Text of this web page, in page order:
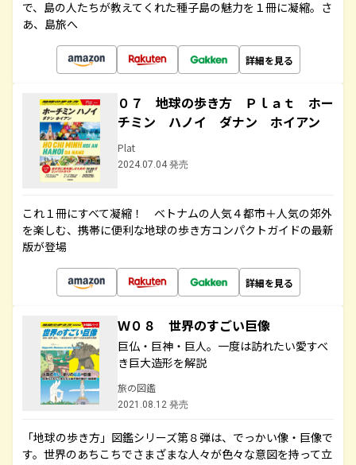
で、島の人たちが教えてくれた種子島の魅力を１冊に凝縮。さ
あ、島旅へ
詳細を見る
０７ 地球の歩き方 Ｐｌａｔ ホー
チミン ハノイ ダナン ホイアン
Plat
2024.07.04 発売
これ１冊にすべて凝縮！ ベトナムの人気４都市＋人気の郊外
を楽しむ、携帯に便利な地球の歩き方コンパクトガイドの最新
版が登場
詳細を見る
Ｗ０８ 世界のすごい巨像
巨仏・巨神・巨人。一度は訪れたい愛すべ
き巨大造形を解説
旅の図鑑
2021.08.12 発売
「地球の歩き方」図鑑シリーズ第８弾は、でっかい像・巨像で
す。世界のあちこちでさまざまな人々が色々な意図を持って立